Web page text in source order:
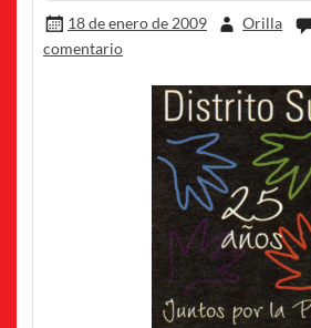
18 de enero de 2009 Orilla
comentario